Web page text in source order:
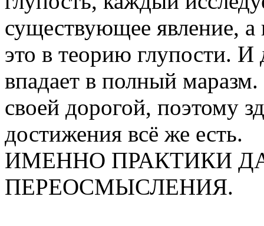
существующее явление, а
это в теорию глупости. И
впадает в полный
своей дорогой, поэтому
достижения всё же есть.
ИМЕННО ПРАКТИКИ
ПЕРЕОСМЫСЛЕНИЯ.